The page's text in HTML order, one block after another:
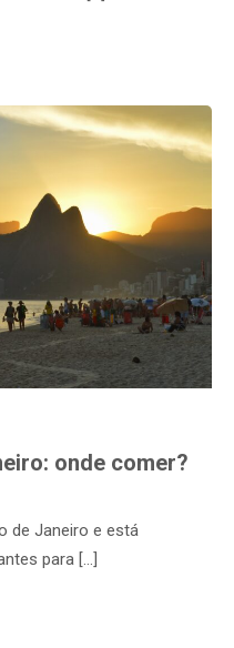
onde comer?
de Janeiro e está
para […]